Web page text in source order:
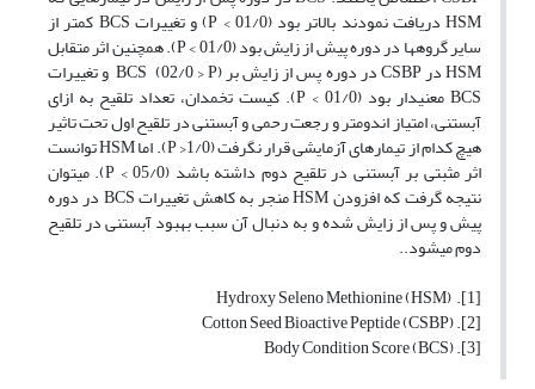
HSM دریافت نمودند بالاتر بود (01/0 > P) و تغییرات BCS کمتر از
سایر گروه­ها در دوره پیش از زایش بود (01/0 > P). هم­چنین اثر متقابل
HSM در CSBP در دوره پس از زایش بر BCS (02/0 > P) و تغییرات
BCS معنی­دار بود (01/0 > P). کیست تخمدان، تعداد تلقیح به ازای
آبستنی، امتیاز اندومتر و رجعت رحمی و آبستنی در تلقیح اول تحت تاثیر
هیچ کدام از تیمارهای آزمایشی قرار نگرفت (1/0< P). اما HSM توانست
اثر مثبتی بر آبستنی در تلقیح دوم داشته باشد (05/0 > P). می­توان
نتیجه گرفت که افزودن HSM منجر به کاهش تغییرات BCS در دوره
پیش و پس از زایش شده و به دنبال آن سبب بهبود آبستنی در تلقیح
دوم می­شود..
[1]. Hydroxy Seleno Methionine (HSM)
[2]. Cotton Seed Bioactive Peptide (CSBP)
[3]. Body Condition Score (BCS)